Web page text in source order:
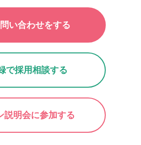
い合わせをする
で採用相談する
説明会に参加する